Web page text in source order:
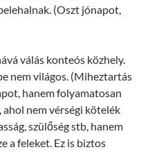
(Oszt jónapot,
válás konteós közhely.
nem világos. (Miheztartás
hanem folyamatosan
nem vérségi kötelék
szülőség stb, hanem
a feleket. Ez is biztos